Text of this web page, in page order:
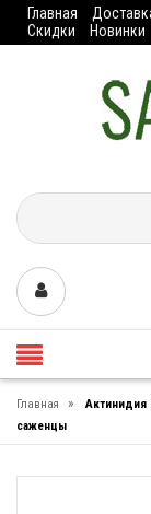
Главная
Скидки
Новинки
Главная »
Актинидия
саженцы